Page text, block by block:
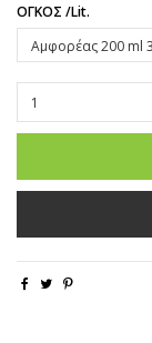
ΟΓΚΟΣ /Lit.